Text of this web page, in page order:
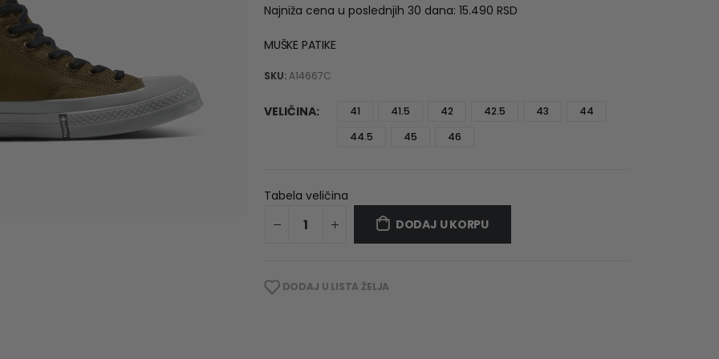
was: is:
Najniža cena u poslednjih 30 dana: 15.490 RSD
MUŠKE PATIKE
SKU:A14667C
VELIČINA 41 41.5 42 42.5 43
44
44.5
45 46
Tabela veličina
DODAJ U KORPU
DODAJ U LISTA ŽELJA